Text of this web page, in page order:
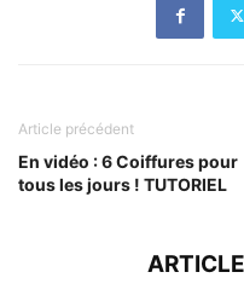
Article précédent
En vidéo : 6 Coiffures pour
tous les jours ! TUTORIEL